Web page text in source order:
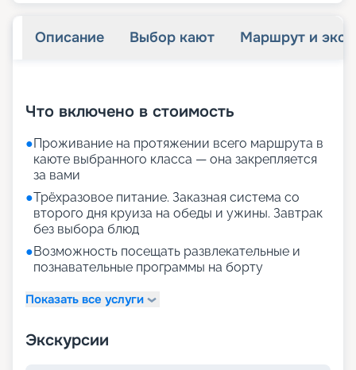
Описание Выбор кают Маршрут и
Что включено в стоимость
●Проживание на протяжении всего маршрута в
каюте выбранного класса — она закрепляется
за вами
●Трёхразовое питание. Заказная система со
второго дня круиза на обеды и ужины. Завтрак
без выбора блюд
●Возможность посещать развлекательные и
познавательные программы на борту
Показать все услуги
Экскурсии